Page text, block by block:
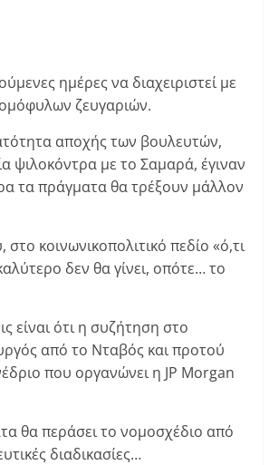
ημέρες να διαχειριστεί με
ζευγαριών.
αποχής των βουλευτών,
ψιλοκόντρα με το Σαμαρά, έγιναν
τα πράγματα θα τρέξουν μάλλον
κοινωνικοπολιτικό πεδίο «ό,τι
δεν θα γίνει, οπότε… το
είναι ότι η συζήτηση στο
από το Νταβός και προτού
που οργανώνει η JP Morgan
θα περάσει το νομοσχέδιο από
διαδικασίες…